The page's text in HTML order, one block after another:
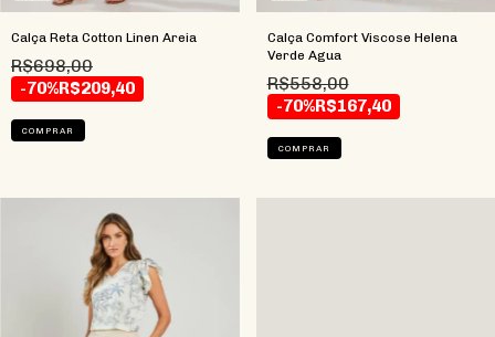
Calça Reta Cotton Linen Areia
R$698,00
-70%R$209,40
COMPRAR
Calça Comfort Viscose Helena
Verde Agua
R$558,00
-70%R$167,40
COMPRAR